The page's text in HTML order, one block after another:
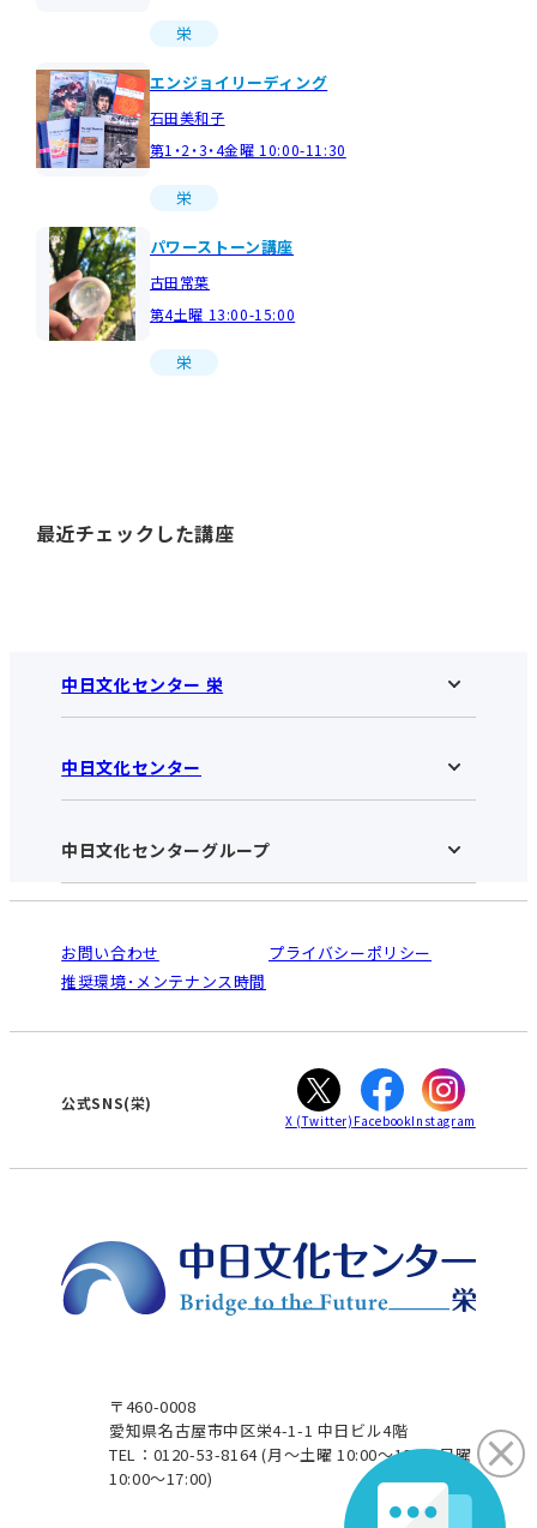
栄
エンジョイリーディング
石田美和子
第1・2・3・4金曜 10:00-11:30
栄
パワーストーン講座
古田常葉
第4土曜 13:00-15:00
栄
最近チェックした講座
中日文化センター 栄
中日文化センター 栄HOME
お知らせ
アクセス･営業時間
お申し込みの流れ
入会と受講のご案内
中日文化センター
中日文化センターHOME
中日文化センターとは
受講規約・会員特典
ご利用ガイド
オンライン講座受講の手順
WEBサイトのよくある質問
中日文化センターグループ
南大高
犬山
高蔵寺
大垣
津
お問い合わせ
プライバシーポリシー
推奨環境･メンテナンス時間
〒460-0008
愛知県名古屋市中区栄4-1-1 中日ビル4階
TEL：0120-53-8164(月～土曜 10:00～19:00 日曜
10:00～17:00)
公式SNS(栄)
X (Twitter) FacebookInstagram